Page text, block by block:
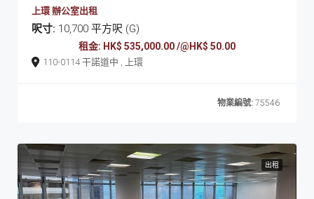
上環 辦公室出租
呎寸: 10,700 平方呎 (G)
租金: HK$ 535,000.00 /@HK$ 50.00
110-0114 干諾道中 , 上環
物業編號: 75546
出租